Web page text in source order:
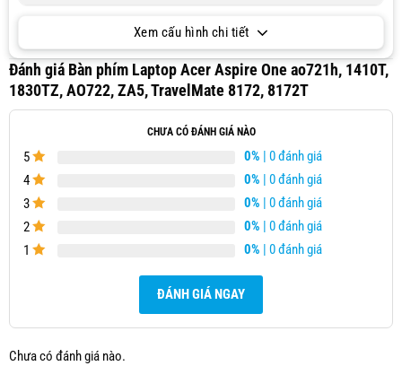
Xem cấu hình chi tiết
Đánh giá Bàn phím Laptop Acer Aspire One ao721h, 1410T,
1830TZ, AO722, ZA5, TravelMate 8172, 8172T
CHƯA CÓ ĐÁNH GIÁ NÀO
5 0% | 0 đánh giá
4
0% | 0 đánh giá
3
0% | 0 đánh giá
2
0% | 0 đánh giá
1
0% | 0 đánh giá
ĐÁNH GIÁ NGAY
Chưa có đánh giá nào.